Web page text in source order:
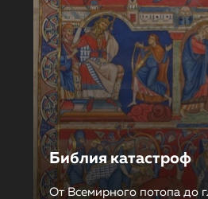
Библия катастроф
От Всемирного потопа до